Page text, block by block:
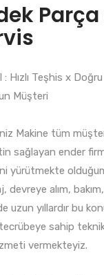
: Hızlı Teşhis x
Müşteri
Makine tüm
sağlayan ender
yürütmekte
devreye alım,
uzun yıllardır bu
sahip
vermekteyiz.